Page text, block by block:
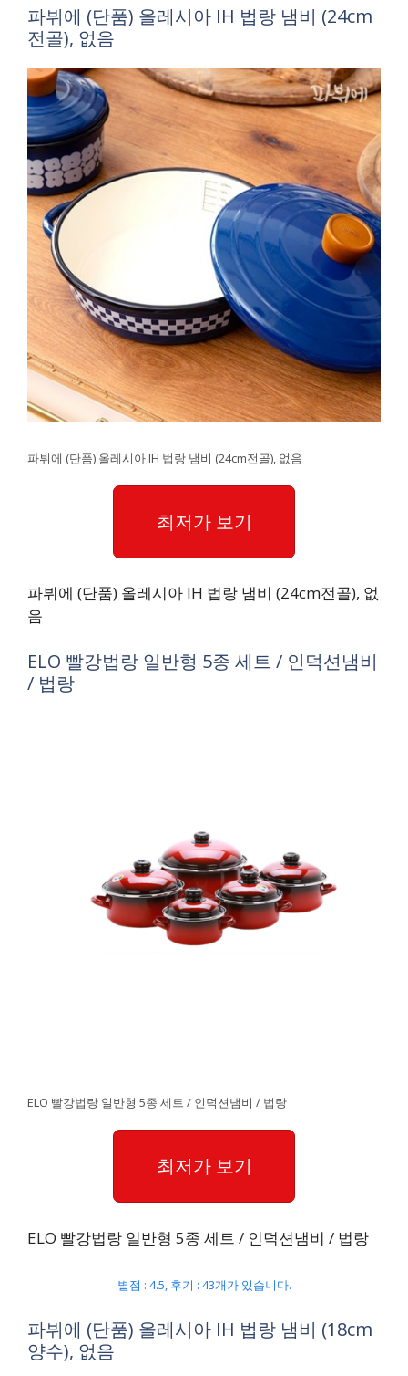
파뷔에 (단품) 올레시아 IH 법랑 냄비 (24cm
전골), 없음
파뷔에 (단품) 올레시아 IH 법랑 냄비 (24cm전골), 없음
최저가 보기
파뷔에 (단품) 올레시아 IH 법랑 냄비 (24cm전골), 없
음
ELO 빨강법랑 일반형 5종 세트 / 인덕션냄비
/ 법랑
ELO 빨강법랑 일반형 5종 세트 / 인덕션냄비 / 법랑
최저가 보기
ELO 빨강법랑 일반형 5종 세트 / 인덕션냄비 / 법랑
별점 : 4.5, 후기 : 43개가 있습니다.
파뷔에 (단품) 올레시아 IH 법랑 냄비 (18cm
양수), 없음